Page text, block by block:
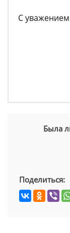
С
Была
Поделиться: